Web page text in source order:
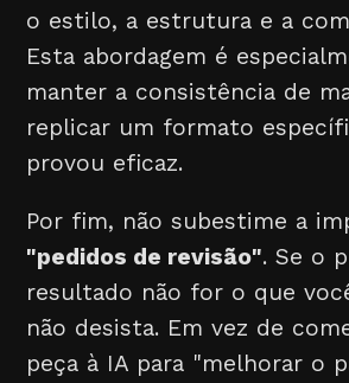
o estilo, a estrutura e a
Esta abordagem é
manter a consistência de
replicar um formato
provou eficaz.
Por fim, não subestime a
"pedidos de revisão". Se o
resultado não for o que
não desista. Em vez de
peça à IA para "melhorar o